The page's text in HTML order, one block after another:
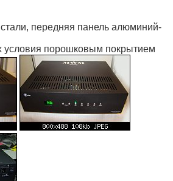
передняя панель алюминий-
условия порошковым покрытием